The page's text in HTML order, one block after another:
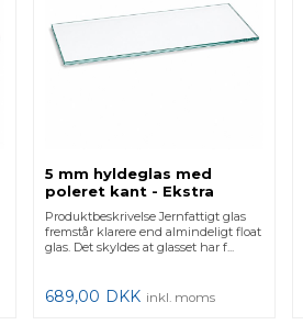
5 mm hyldeglas med
poleret kant - Ekstra
klart/jernfattigt
Produktbeskrivelse Jernfattigt glas
fremstår klarere end almindeligt float
glas. Det skyldes at glasset har f...
689,00 DKK inkl. moms